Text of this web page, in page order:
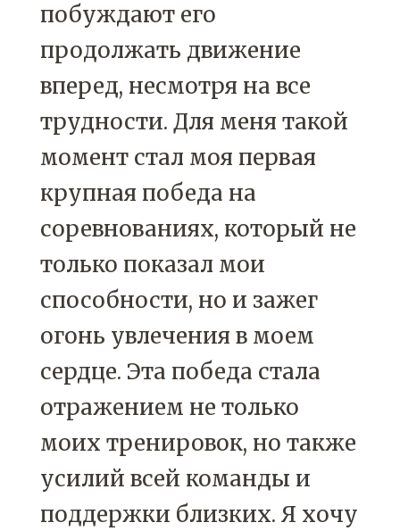
побуждают его
продолжать движение
вперед, несмотря на все
трудности. Для меня такой
момент стал моя первая
крупная победа на
соревнованиях, который не
только показал мои
способности, но и зажег
огонь увлечения в моем
сердце. Эта победа стала
отражением не только
моих тренировок, но также
усилий всей команды и
поддержки близких. Я хочу